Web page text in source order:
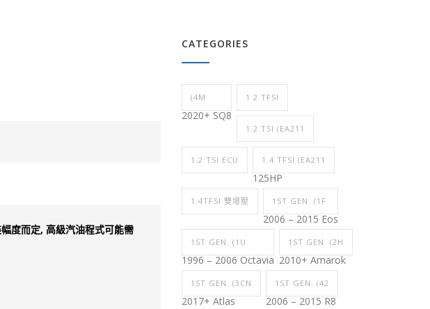
度而定, 高級汽油程式可能需
CATEGORIES
(4M
2020+ SQ8
1.2 TFSI
1.2 TSI (EA211
1.2 TSI ECU 1.4 TFSI (EA211
125HP
1.4TFSI 雙增壓 1ST GEN. (1F
2006 – 2015 Eos
1ST GEN. (1U
1996 – 2006 Octavia
1ST GEN. (2H
2010+ Amarok
1ST GEN. (3CN
2017+ Atlas
1ST GEN. (42
2006 – 2015 R8